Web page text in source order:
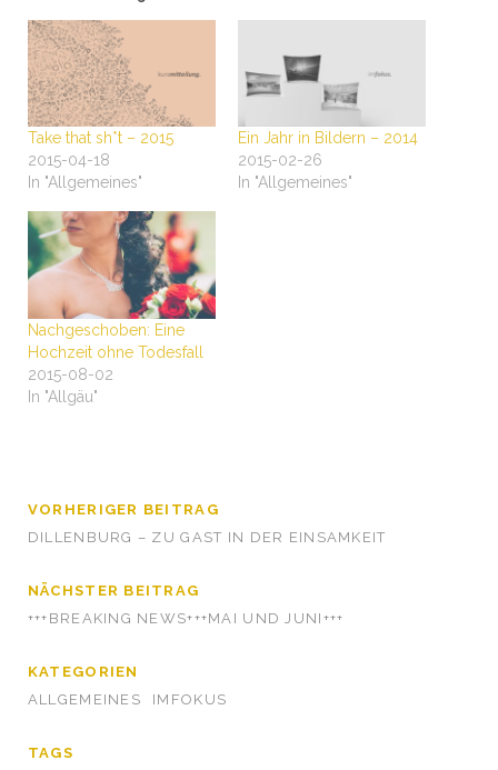
Take that sh*t – 2015
2015-04-18
In "Allgemeines"
Ein Jahr in Bildern – 2014
2015-02-26
In "Allgemeines"
Nachgeschoben: Eine
Hochzeit ohne Todesfall
2015-08-02
In "Allgäu"
VORHERIGER BEITRAG
DILLENBURG – ZU GAST IN DER EINSAMKEIT
NÄCHSTER BEITRAG
+++BREAKING NEWS+++MAI UND JUNI+++
KATEGORIEN
ALLGEMEINES
IMFOKUS
TAGS